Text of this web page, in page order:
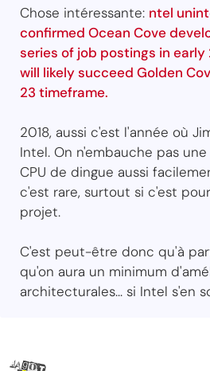
Chose intéressante: ntel
confirmed Ocean Cove
series of job postings in early
will likely succeed Golden
23 timeframe.
2018, aussi c'est l'année où
Intel. On n'embauche pas
CPU de dingue aussi
c'est rare, surtout si c'est
projet.
C'est peut-être donc qu'à
qu'on aura un minimum
architecturales... si Intel s'en